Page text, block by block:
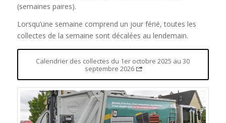
(semaines paires).
Lorsqu’une semaine comprend un jour férié, toutes les
collectes de la semaine sont décalées au lendemain.
Calendrier des collectes du 1er octobre 2025 au 30
septembre 2026